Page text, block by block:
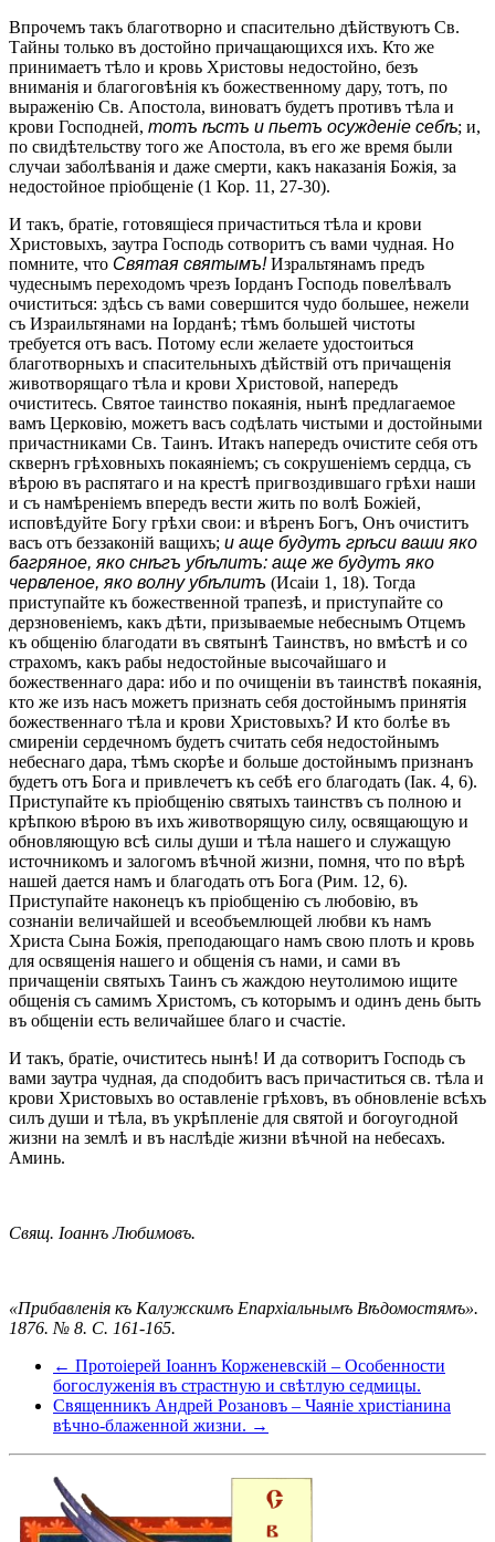
Впрочемъ такъ благотворно и спасительно дѣйствуютъ Св.
Тайны только въ достойно причащающихся ихъ. Кто же
принимаетъ тѣло и кровь Христовы недостойно, безъ
вниманія и благоговѣнія къ божественному дару, тотъ, по
выраженію Св. Апостола, виноватъ будетъ противъ тѣла и
крови Господней, тотъ ѣстъ и пьетъ осужденіе себѣ; и,
по свидѣтельству того же Апостола, въ его же время были
случаи заболѣванія и даже смерти, какъ наказанія Божія, за
недостойное пріобщеніе (1 Кор. 11, 27-30).
И такъ, братіе, готовящіеся причаститься тѣла и крови
Христовыхъ, заутра Господь сотворитъ съ вами чудная. Но
помните, что Святая святымъ!Изральтянамъ предъ
чудеснымъ переходомъ чрезъ Іорданъ Господь повелѣвалъ
очиститься: здѣсь съ вами совершится чудо большее, нежели
съ Израильтянами на Іорданѣ; тѣмъ большей чистоты
требуется отъ васъ. Потому если желаете удостоиться
благотворныхъ и спасительныхъ дѣйствій отъ причащенія
животворящаго тѣла и крови Христовой, напередъ
очиститесь. Святое таинство покаянія, нынѣ предлагаемое
вамъ Церковію, можетъ васъ содѣлать чистыми и достойными
причастниками Св. Таинъ. Итакъ напередъ очистите себя отъ
сквернъ грѣховныхъ покаяніемъ; съ сокрушеніемъ сердца, съ
вѣрою въ распятаго и на крестѣ пригвоздившаго грѣхи наши
и съ намѣреніемъ впередъ вести жить по волѣ Божіей,
исповѣдуйте Богу грѣхи свои: и вѣренъ Богъ, Онъ очиститъ
васъ отъ беззаконій ващихъ; и аще будутъ грѣси ваши яко
багряное, яко снѣгъ убѣлитъ: аще же будутъ яко
червленое, яко волну убѣлитъ (Исаіи 1, 18). Тогда
приступайте къ божественной трапезѣ, и приступайте со
дерзновеніемъ, какъ дѣти, призываемые небеснымъ Отцемъ
къ общенію благодати въ святынѣ Таинствъ, но вмѣстѣ и со
страхомъ, какъ рабы недостойные высочайшаго и
божественнаго дара: ибо и по очищеніи въ таинствѣ покаянія,
кто же изъ насъ можетъ признать себя достойнымъ принятія
божественнаго тѣла и крови Христовыхъ? И кто болѣе въ
смиреніи сердечномъ будетъ считать себя недостойнымъ
небеснаго дара, тѣмъ скорѣе и больше достойнымъ признанъ
будетъ отъ Бога и привлечетъ къ себѣ его благодать (Іак. 4, 6).
Приступайте къ пріобщенію святыхъ таинствъ съ полною и
крѣпкою вѣрою въ ихъ животворящую силу, освящающую и
обновляющую всѣ силы души и тѣла нашего и служащую
источникомъ и залогомъ вѣчной жизни, помня, что по вѣрѣ
нашей дается намъ и благодать отъ Бога (Рим. 12, 6).
Приступайте наконецъ къ пріобщенію съ любовію, въ
сознаніи величайшей и всеобъемлющей любви къ намъ
Христа Сына Божія, преподающаго намъ свою плоть и кровь
для освященія нашего и общенія съ нами, и сами въ
причащеніи святыхъ Таинъ съ жаждою неутолимою ищите
общенія съ самимъ Христомъ, съ которымъ и одинъ день быть
въ общеніи есть величайшее благо и счастіе.
И такъ, братіе, очиститесь нынѣ! И да сотворитъ Господь съ
вами заутра чудная, да сподобитъ васъ причаститься св. тѣла и
крови Христовыхъ во оставленіе грѣховъ, въ обновленіе всѣхъ
силъ души и тѣла, въ укрѣпленіе для святой и богоугодной
жизни на землѣ и въ наслѣдіе жизни вѣчной на небесахъ.
Аминь.
Свящ. Іоаннъ Любимовъ.
«Прибавленія къ Калужскимъ Епархіальнымъ Вѣдомостямъ».
1876. № 8. С. 161-165.
← Протоіерей Iоаннъ Корженевскій – Особенности
богослуженія въ страстную и свѣтлую седмицы.
Священникъ Андрей Розановъ – Чаяніе христіанина
вѣчно-блаженной жизни. →